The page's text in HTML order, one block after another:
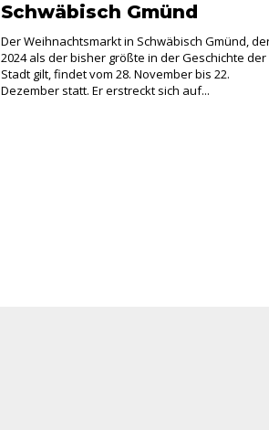
Schwäbisch Gmünd
Der Weihnachtsmarkt in Schwäbisch Gmünd,
2024 als der bisher größte in der Geschichte der
Stadt gilt, findet vom 28. November bis 22.
Dezember statt. Er erstreckt sich auf...